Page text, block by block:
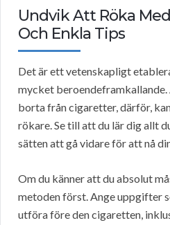
Undvik Att Röka
Och Enkla Tips
Det är ett vetenskapligt
mycket
borta från cigaretter, därför,
rökare. Se till att du lär dig allt
sätten att gå vidare för att nå
Om du känner att du absolut
metoden först. Ange uppgifter
utföra före den cigaretten,